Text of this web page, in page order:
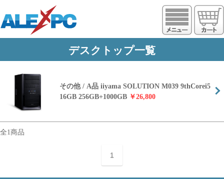
https://www.alexpc.jp
デスクトップ一覧
その他 / A品 iiyama SOLUTION M039 9thCorei5
16GB 256GB+1000GB ￥26,800
全1商品
1